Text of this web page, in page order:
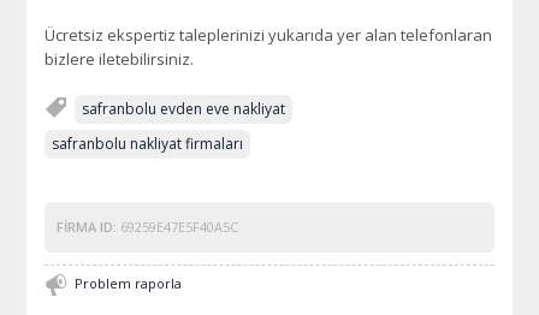
Ücretsiz ekspertiz taleplerinizi yukarıda yer alan telefonlaran
bizlere iletebilirsiniz.
safranbolu evden eve nakliyat
safranbolu nakliyat firmaları
FIRMA ID: 69259E47E5F40A5C
Problem raporla